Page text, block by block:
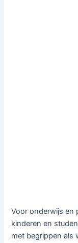
Voor onderwijs en
kinderen en
met begrippen als